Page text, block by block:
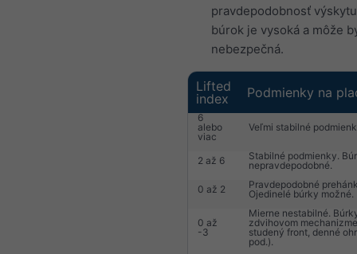
pravdepodobnosť
búrok je vysoká a môže
nebezpečná.
Lifted
index
Podmienky na
6
alebo
viac
Veľmi stabilné
2 až 6
Stabilné podmienky.
nepravdepodobné.
0 až 2
Pravdepodobné
Ojedinelé búrky možné.
0 až
-3
Mierne nestabilné.
zdvihovom
studený front, denné
pod.).